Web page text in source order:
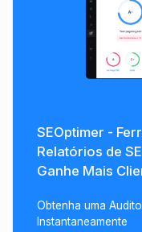
SEOptimer -
Relatórios de
Ganhe Mais
Obtenha uma
Instantaneamente